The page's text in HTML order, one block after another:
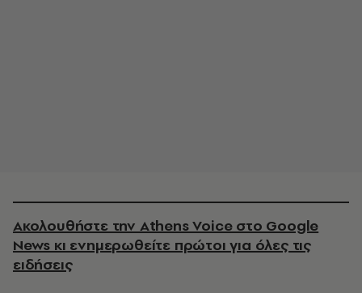
Ακολουθήστε την Athens Voice στο Google
News κι ενημερωθείτε πρώτοι για όλες τις
ειδήσεις